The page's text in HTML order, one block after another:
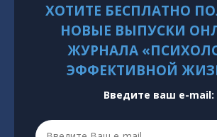
ХОТИТЕ БЕСПЛАТНО
НОВЫЕ ВЫПУСКИ
ЖУРНАЛА
ЭФФЕКТИВНОЙ
Введите ваш e-mail: